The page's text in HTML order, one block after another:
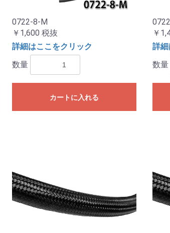
0722-8-M
￥1,600 税抜
詳細はここをクリック
数量
カートに入れる
￥
詳
数量